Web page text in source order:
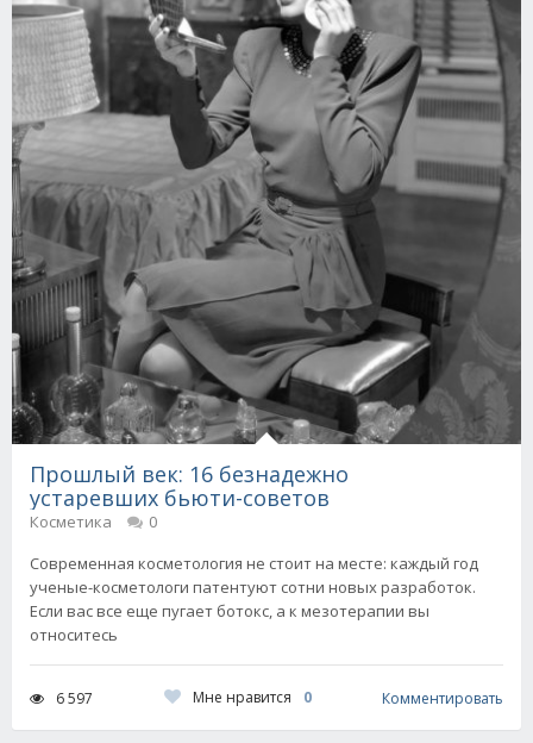
Прошлый век: 16 безнадежно
устаревших бьюти-советов
Косметика
0
Современная косметология не стоит на месте: каждый год
ученые-косметологи патентуют сотни новых разработок.
Если вас все еще пугает ботокс, а к мезотерапии вы
относитесь
6 597 Мне нравится 0 Комментировать